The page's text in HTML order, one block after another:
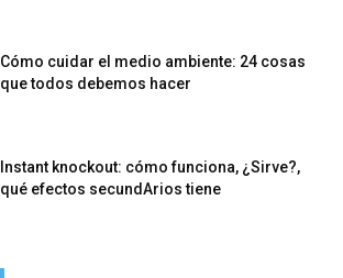
Cómo cuidar el medio ambiente: 24 cosas
que todos debemos hacer
Instant knockout: cómo funciona, ¿Sirve?,
qué efectos secundArios tiene